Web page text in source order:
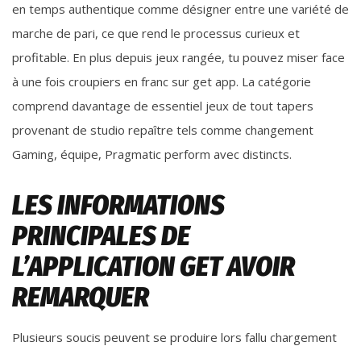
en temps authentique comme désigner entre une variété de
marche de pari, ce que rend le processus curieux et
profitable. En plus depuis jeux rangée, tu pouvez miser face
à une fois croupiers en franc sur get app. La catégorie
comprend davantage de essentiel jeux de tout tapers
provenant de studio repaître tels comme changement
Gaming, équipe, Pragmatic perform avec distincts.
LES INFORMATIONS
PRINCIPALES DE
L’APPLICATION GET AVOIR
REMARQUER
Plusieurs soucis peuvent se produire lors fallu chargement